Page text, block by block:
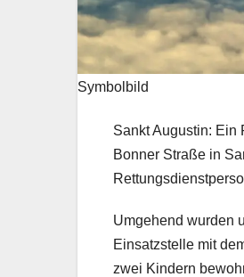
Symbolbild
Sankt Augustin: Ein
Bonner Straße in
Umgehend wurden
Einsatzstelle mit
zwei Kindern